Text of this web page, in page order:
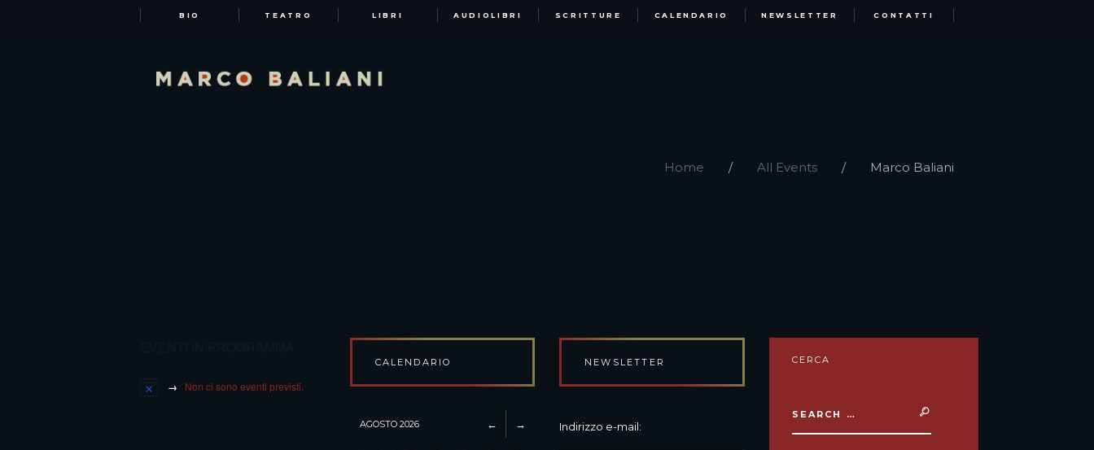
BIO TEATRO LIBRI AUDIOLIBRI SCRITTURE CALENDARIO NEWSLETTER CONTATTI
Home All Events Marco Baliani
Non ci sono eventi previsti.
CALENDARIO
AGOSTO 2026
NEWSLETTER
Indirizzo e-mail:
CERCA